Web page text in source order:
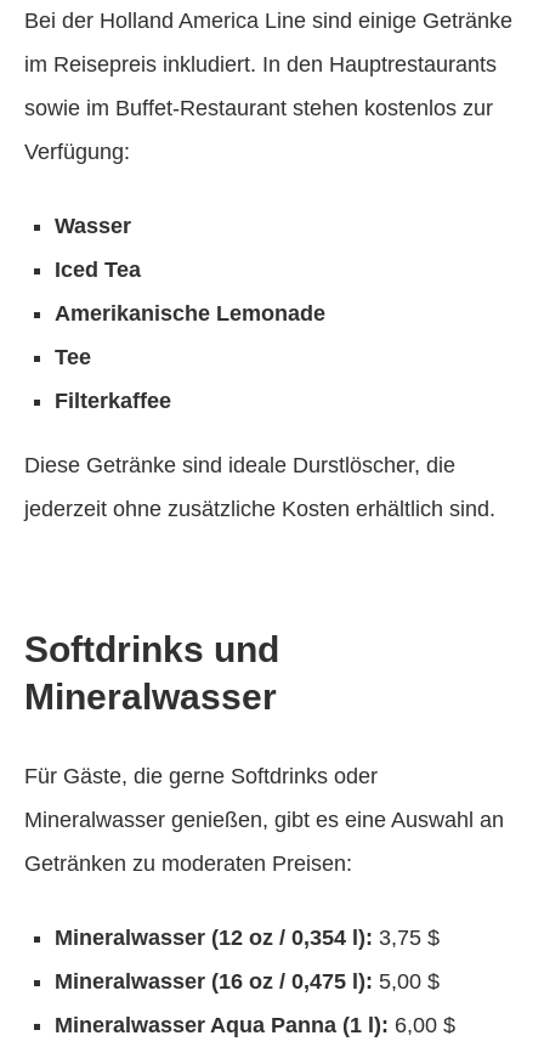
Bei der Holland America Line sind einige Getränke
im Reisepreis inkludiert. In den Hauptrestaurants
sowie im Buffet-Restaurant stehen kostenlos zur
Verfügung:
Wasser
Iced Tea
Amerikanische Lemonade
Tee
Filterkaffee
Diese Getränke sind ideale Durstlöscher, die
jederzeit ohne zusätzliche Kosten erhältlich sind.
Softdrinks und
Mineralwasser
Für Gäste, die gerne Softdrinks oder
Mineralwasser genießen, gibt es eine Auswahl an
Getränken zu moderaten Preisen:
Mineralwasser (12 oz / 0,354 l): 3,75 $
Mineralwasser (16 oz / 0,475 l): 5,00 $
Mineralwasser Aqua Panna (1 l): 6,00 $